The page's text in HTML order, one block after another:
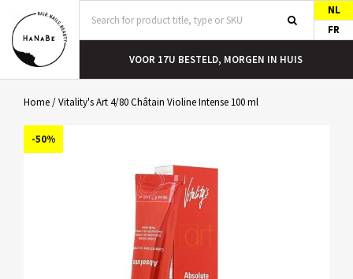
NL
FR
VOOR 17U BESTELD, MORGEN IN HUIS
Home/Vitality's Art 4/80 Châtain Violine Intense 100 ml
-50%